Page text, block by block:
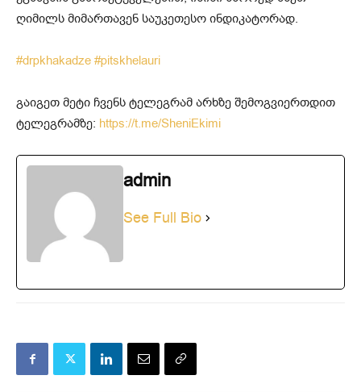
ღიმილს მიმართავენ საუკეთესო ინდიკატორად.
#drpkhakadze #pitskhelauri
გაიგეთ მეტი ჩვენს ტელეგრამ არხზე შემოგვიერთდით
ტელეგრამზე: https://t.me/SheniEkimi
admin
See Full Bio